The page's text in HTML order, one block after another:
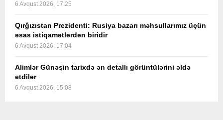
6 Avqust 2026, 17:25
Qırğızıstan Prezidenti: Rusiya bazarı məhsullarımız üçün
əsas istiqamətlərdən biridir
6 Avqust 2026, 17:04
Alimlər Günəşin tarixdə ən detallı görüntülərini əldə
etdilər
6 Avqust 2026, 15:08